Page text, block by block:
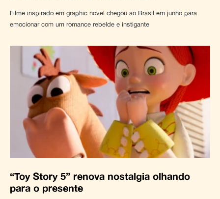
Filme inspirado em graphic novel chegou ao Brasil em junho para
emocionar com um romance rebelde e instigante
“Toy Story 5” renova nostalgia olhando
para o presente